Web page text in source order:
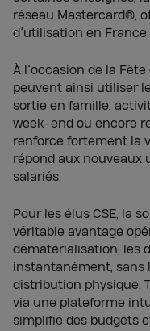
réseau Mastercard®,
d’utilisation en France
À l’occasion de la
peuvent ainsi utiliser
sortie en famille,
week-end ou encore
renforce fortement la
répond aux nouveaux
salariés.
Pour les élus CSE, la
véritable avantage
dématérialisation, les
instantanément, sans
distribution physique.
via une plateforme
simplifié des budgets